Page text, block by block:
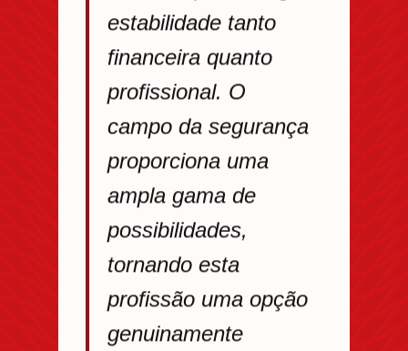
estabilidade tanto
financeira quanto
profissional. O
campo da segurança
proporciona uma
ampla gama de
possibilidades,
tornando esta
profissão uma opção
genuinamente